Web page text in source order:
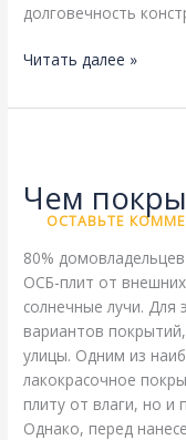
долговечность
Нужно
оставлять
ОСБ?
Читать далее »
Чем
ОСТАВЬТЕ
80%
ОСБ-плит от
солнечные лучи. Для
вариантов
улицы. Одним из
лакокрасочное
плиту от влаги, но и
Однако, перед